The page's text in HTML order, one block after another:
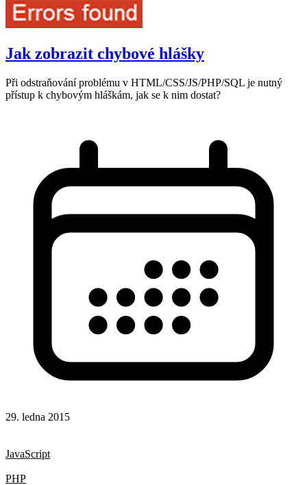
Jak zobrazit chybové hlášky
Při odstraňování problému v HTML/CSS/JS/PHP/SQL je nutný
přístup k chybovým hláškám, jak se k nim dostat?
29. ledna 2015
JavaScript
PHP